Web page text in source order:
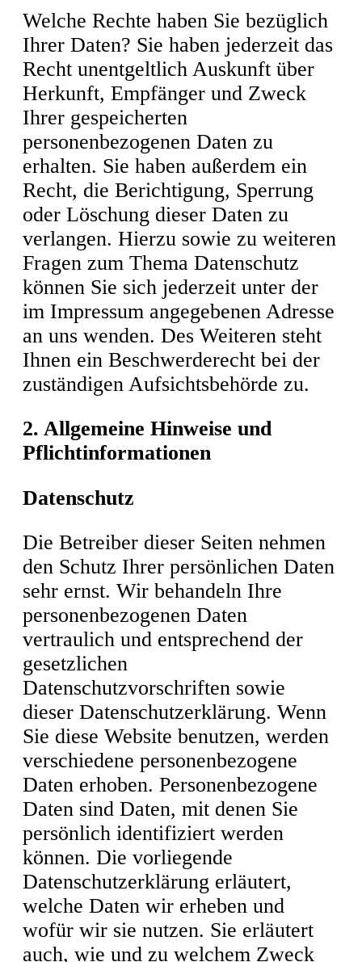
Welche Rechte haben Sie bezüglich
Ihrer Daten? Sie haben jederzeit das
Recht unentgeltlich Auskunft über
Herkunft, Empfänger und Zweck
Ihrer gespeicherten
personenbezogenen Daten zu
erhalten. Sie haben außerdem ein
Recht, die Berichtigung, Sperrung
oder Löschung dieser Daten zu
verlangen. Hierzu sowie zu weiteren
Fragen zum Thema Datenschutz
können Sie sich jederzeit unter der
im Impressum angegebenen Adresse
an uns wenden. Des Weiteren steht
Ihnen ein Beschwerderecht bei der
zuständigen Aufsichtsbehörde zu.
2. Allgemeine Hinweise und
Pflichtinformationen
Datenschutz
Die Betreiber dieser Seiten nehmen
den Schutz Ihrer persönlichen Daten
sehr ernst. Wir behandeln Ihre
personenbezogenen Daten
vertraulich und entsprechend der
gesetzlichen
Datenschutzvorschriften sowie
dieser Datenschutzerklärung. Wenn
Sie diese Website benutzen, werden
verschiedene personenbezogene
Daten erhoben. Personenbezogene
Daten sind Daten, mit denen Sie
persönlich identifiziert werden
können. Die vorliegende
Datenschutzerklärung erläutert,
welche Daten wir erheben und
wofür wir sie nutzen. Sie erläutert
auch, wie und zu welchem Zweck